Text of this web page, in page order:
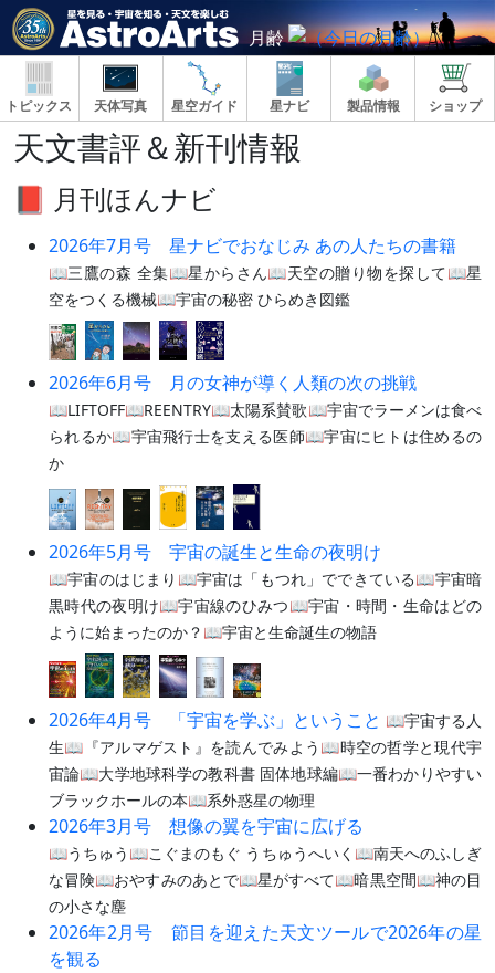
月齢
トピックス 天体写真 星空ガイド 星ナビ 製品情報 ショップ
天文書評＆新刊情報
📕 月刊ほんナビ
2026年7月号 星ナビでおなじみ あの人たちの書籍
📖三鷹の森 全集📖星からさん📖天空の贈り物を探して📖星
空をつくる機械📖宇宙の秘密 ひらめき図鑑
2026年6月号 月の女神が導く人類の次の挑戦
📖LIFTOFF📖REENTRY📖太陽系賛歌📖宇宙でラーメンは食べ
られるか📖宇宙飛行士を支える医師📖宇宙にヒトは住めるの
か
2026年5月号 宇宙の誕生と生命の夜明け
📖宇宙のはじまり📖宇宙は「もつれ」でできている📖宇宙暗
黒時代の夜明け📖宇宙線のひみつ📖宇宙・時間・生命はどの
ように始まったのか？📖宇宙と生命誕生の物語
2026年4月号 「宇宙を学ぶ」ということ 📖宇宙する人
生📖『アルマゲスト』を読んでみよう📖時空の哲学と現代宇
宙論📖大学地球科学の教科書 固体地球編📖一番わかりやすい
ブラックホールの本📖系外惑星の物理
2026年3月号 想像の翼を宇宙に広げる
📖うちゅう📖こぐまのもぐ うちゅうへいく📖南天へのふしぎ
な冒険📖おやすみのあとで📖星がすべて📖暗黒空間📖神の目
の小さな塵
2026年2月号 節目を迎えた天文ツールで2026年の星
を観る